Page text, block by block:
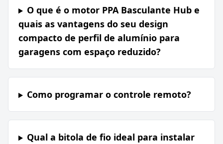
O que é o motor PPA Basculante Hub e
quais as vantagens do seu design
compacto de perfil de alumínio para
garagens com espaço reduzido?
Como programar o controle remoto?
Qual a bitola de fio ideal para instalar